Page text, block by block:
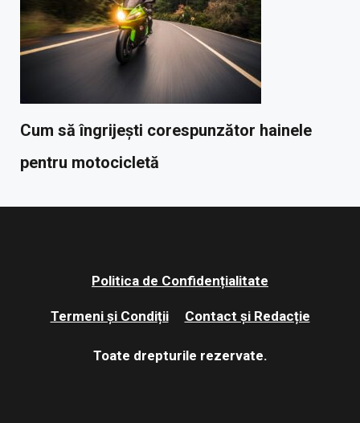
Cum să îngrijești corespunzător hainele
pentru motocicletă
Politica de Confidențialitate
Termeni și Condiții Contact și Redacție
Toate drepturile rezervate.